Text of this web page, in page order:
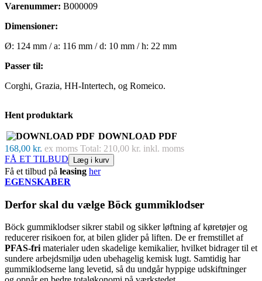
Varenummer: B000009
Dimensioner:
Ø: 124 mm / a: 116 mm / d: 10 mm / h: 22 mm
Passer til:
Corghi, Grazia, HH-Intertech, og Romeico.
Hent produktark
DOWNLOAD PDF
168,00 kr. ex moms Total: 210,00 kr. inkl. moms
FÅ ET TILBUD
Læg i kurv
Få et tilbud på leasing her
EGENSKABER
Derfor skal du vælge Böck gummiklodser
Böck gummiklodser sikrer stabil og sikker løftning af køretøjer og
reducerer risikoen for, at bilen glider på liften. De er fremstillet af
PFAS-fri materialer uden skadelige kemikalier, hvilket bidrager til et
sundere arbejdsmiljø uden ubehagelig kemisk lugt. Samtidig har
gummiklodserne lang levetid, så du undgår hyppige udskiftninger